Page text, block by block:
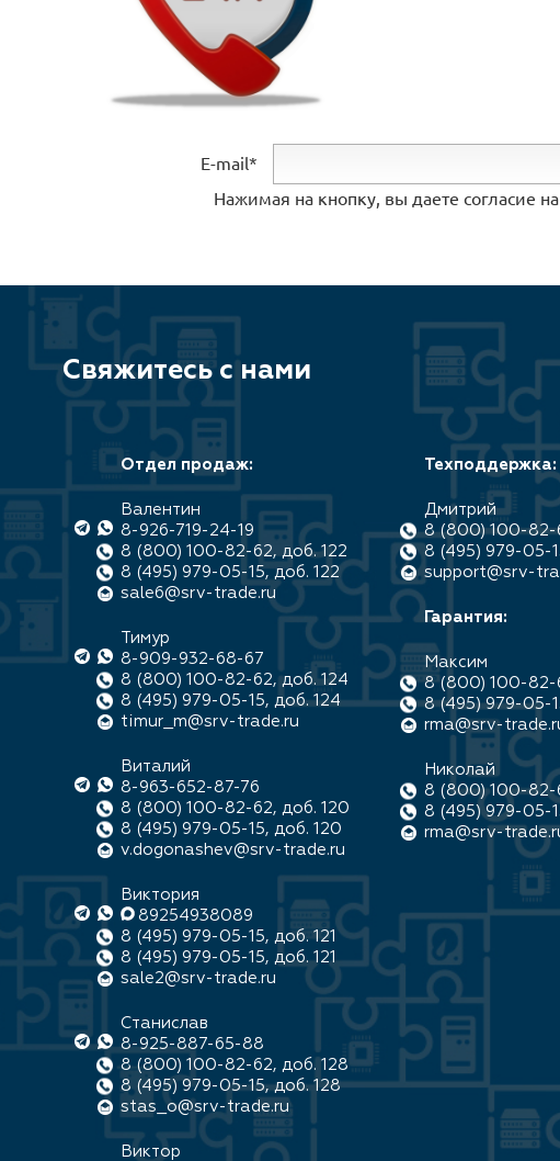
E-mail*
Нажимая на кнопку, вы даете согласие на
Свяжитесь с нами
Отдел продаж:
Валентин
8-926-719-24-19
8 (800) 100-82-62, доб. 122
8 (495) 979-05-15, доб. 122
sale6@srv-trade.ru
Тимур
8-909-932-68-67
8 (800) 100-82-62, доб. 124
8 (495) 979-05-15, доб. 124
timur_m@srv-trade.ru
Виталий
8-963-652-87-76
8 (800) 100-82-62, доб. 120
8 (495) 979-05-15, доб. 120
v.dogonashev@srv-trade.ru
Виктория
89254938089
8 (495) 979-05-15, доб. 121
8 (495) 979-05-15, доб. 121
sale2@srv-trade.ru
Станислав
8-925-887-65-88
8 (800) 100-82-62, доб. 128
8 (495) 979-05-15, доб. 128
stas_o@srv-trade.ru
Виктор
Техподдержка:
Дмитрий
8 (800) 100-82-
8 (495) 979-05-
support@srv-
Гарантия:
Максим
8 (800) 100-82-
8 (495) 979-05-
rma@srv-
Николай
8 (800) 100-82-
8 (495) 979-05-
rma@srv-